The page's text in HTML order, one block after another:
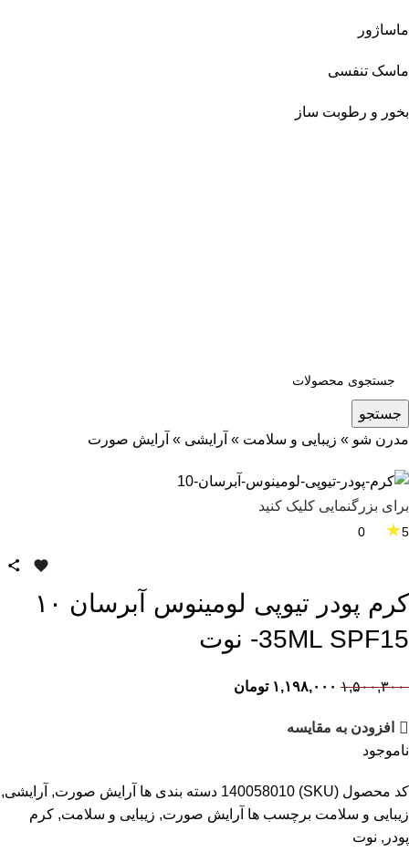
ماساژور
ماسک تنفسی
بخور و رطوبت ساز
جستجو
مدرن شو » زیبایی و سلامت » آرایشی » آرایش صورت
برای بزرگنمایی کلیک کنید
5
★
کرم پودر تیوپی لومینوس آبرسان ۱۰
35ML SPF15- نوت
۱,۵۰۰,۳۰۰ ۱,۱۹۸,۰۰۰ تومان
افزودن به مقایسه
ناموجود
کد محصول (SKU) 140058010 دسته بندی ها آرایش صورت, آرایشی,
زیبایی و سلامت برچسب ها آرایش صورت, زیبایی و سلامت, کرم
پودر , نوت